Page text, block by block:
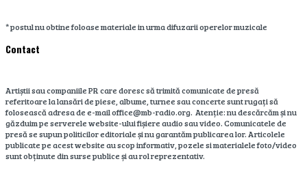
* postul nu obtine foloase materiale in urma difuzarii operelor muzicale
Contact
Artiștii sau companiile PR care doresc să trimită comunicate de presă
referitoare la lansări de piese, albume, turnee sau concerte sunt rugați să
folosească adresa de e-mail office@mb-radio.org. Atenție: nu descărcăm și nu
găzduim pe serverele website-ului fișiere audio sau video. Comunicatele de
presă se supun politicilor editoriale și nu garantăm publicarea lor. Articolele
publicate pe acest website au scop informativ, pozele si materialele foto/video
sunt obținute din surse publice și au rol reprezentativ.